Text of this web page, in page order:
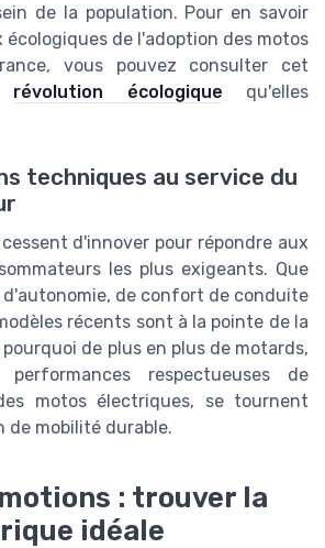
de la population. Pour en savoir
écologiques de l'adoption des motos
vous pouvez consulter cet
révolution écologique qu'elles
techniques au service du
d'innover pour répondre aux
les plus exigeants. Que
de confort de conduite
récents sont à la pointe de la
de plus en plus de motards,
respectueuses de
motos électriques, se tournent
mobilité durable.
: trouver la
idéale